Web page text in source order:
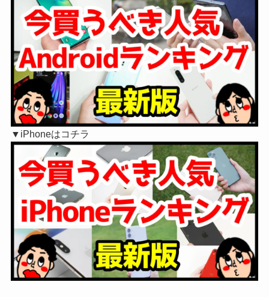
▼iPhoneはコチラ